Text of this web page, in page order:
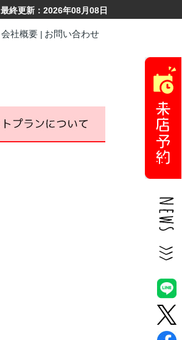
最終更新：2026年08月08日
会社概要 お問い合わせ